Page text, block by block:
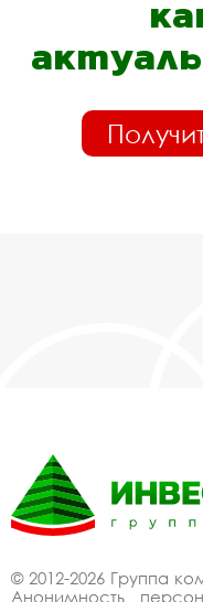
© 2012-2026 Группа
Анонимность